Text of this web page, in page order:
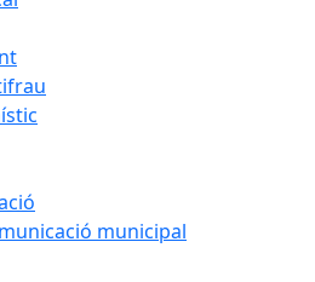
municipal